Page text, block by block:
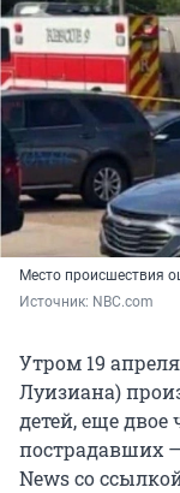
Место происшествия
Источник: NBC.com
Утром 19
Луизиана)
детей, еще двое
пострадавших —
News со